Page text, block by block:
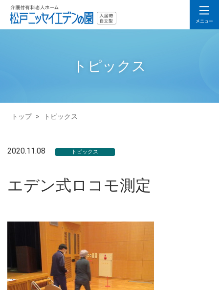
トピックス
トップ > トピックス
2020.11.08 トピックス
エデン式ロコモ測定